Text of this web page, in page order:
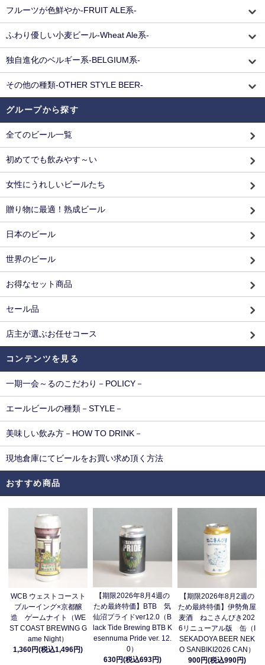
フルーツが色鮮やか-FRUIT ALE系-
ふわり優しい小麦ビール-Wheat Ale系-
独自進化のベルギー系-BELGIUM系-
その他の種類-OTHER STYLE BEER-
グループから探す
全てのビール一覧
初めてでも飲みやす～い
女性にうれしいビールたち
贈り物に最適！熟成ビール
日本のビール
世界のビール
お得なセット商品
セール品
店主が選ぶお任せコース
コンテンツを見る
一期一会～るのこだわり－POLICY－
エールビールの種類－STYLE－
美味しい飲み方－HOW TO DRINK－
現地倉庫にてビールをお買い求め頂く方法
おすすめ商品
WCB ウェストコースト
ブルーイング×京都醸
造 ゲームナイト（WE
ST COAST BREWING G
ame Night）
1,360円(税込1,496円)
【期限2026年8月4週の
ため最終特価】BTB 気
仙沼プライドver12.0（B
lack Tide Brewing BTB K
esennuma Pride ver. 12.
0）
630円(税込693円)
【期限2026年8月2週の
ため最終特価】伊勢角屋
麦酒 ねこさんびき202
6リニューアル版 缶（I
SEKADOYA BEER NEK
O SANBIKI2026 CAN）
900円(税込990円)